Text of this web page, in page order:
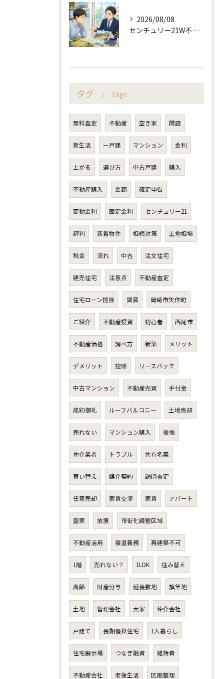
2026/08/08
センチュリー21W不動産販売で来店予約から土地売却相談
タグ Tags
無料査定 不動産 空き家 問題
新生活 一戸建 マンション 金利
上がる 選び方 中古戸建 購入
不動産購入 金額 確定申告
変動金利 固定金利 センチュリー21
評判 新着物件 相続対策 土地相場
税金 流れ 中古 注文住宅
建売住宅 注意点 不動産査定
住宅ローン控除 賃貸 岡崎市矢作町
ご紹介 不動産投資 初心者 西尾市
不動産価格 調べ方 新築 メリット
デメリット 控除 リースバック
中古マンション 不動産売買 手付金
成約御礼 ルーフバルコニー 土地売却
売れない マンション購入 後悔
仲介業者 トラブル 共有名義
買い替え 媒介契約 訪問査定
任意売却 家賃交渉 家賃 アパート
空家 放置 市街化調整区域
不動産活用 接道義務 再建築不可
1階 売れない？ 1LDK 住み替え
高齢 財産分与 延長敷地 旗竿地
土地 管理会社 大家 仲介会社
戸建て 長期優良住宅 1人暮らし
住宅展示場 つなぎ融資 維持費
不動産会社 老後生活 区画整理